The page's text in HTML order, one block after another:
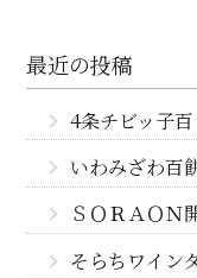
最近の投稿
4条チビッ子
いわみざわ百
ＳＯＲＡＯＮ
そらちワイン